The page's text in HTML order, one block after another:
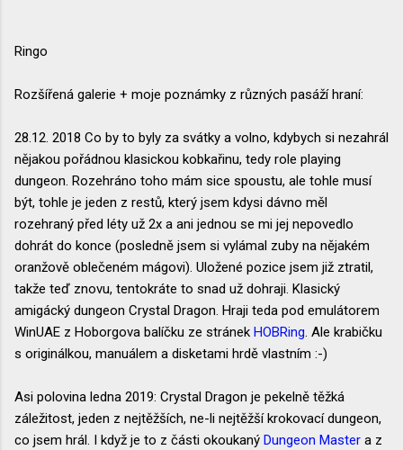
Ringo
Rozšířená galerie + moje poznámky z různých pasáží hraní:
28.12. 2018 Co by to byly za svátky a volno, kdybych si nezahrál
nějakou pořádnou klasickou kobkařinu, tedy role playing
dungeon. Rozehráno toho mám sice spoustu, ale tohle musí
být, tohle je jeden z restů, který jsem kdysi dávno měl
rozehraný před léty už 2x a ani jednou se mi jej nepovedlo
dohrát do konce (posledně jsem si vylámal zuby na nějakém
oranžově oblečeném mágovi). Uložené pozice jsem již ztratil,
takže teď znovu, tentokráte to snad už dohraji. Klasický
amigácký dungeon Crystal Dragon. Hraji teda pod emulátorem
WinUAE z Hoborgova balíčku ze stránek HOBRing. Ale krabičku
s originálkou, manuálem a disketami hrdě vlastním :-)
Asi polovina ledna 2019: Crystal Dragon je pekelně těžká
záležitost, jeden z nejtěžších, ne-li nejtěžší krokovací dungeon,
co jsem hrál. I když je to z části okoukaný Dungeon Master a z